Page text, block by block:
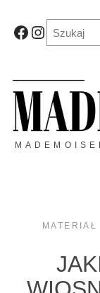
treściFacebook
Instagram
MATERIAŁ